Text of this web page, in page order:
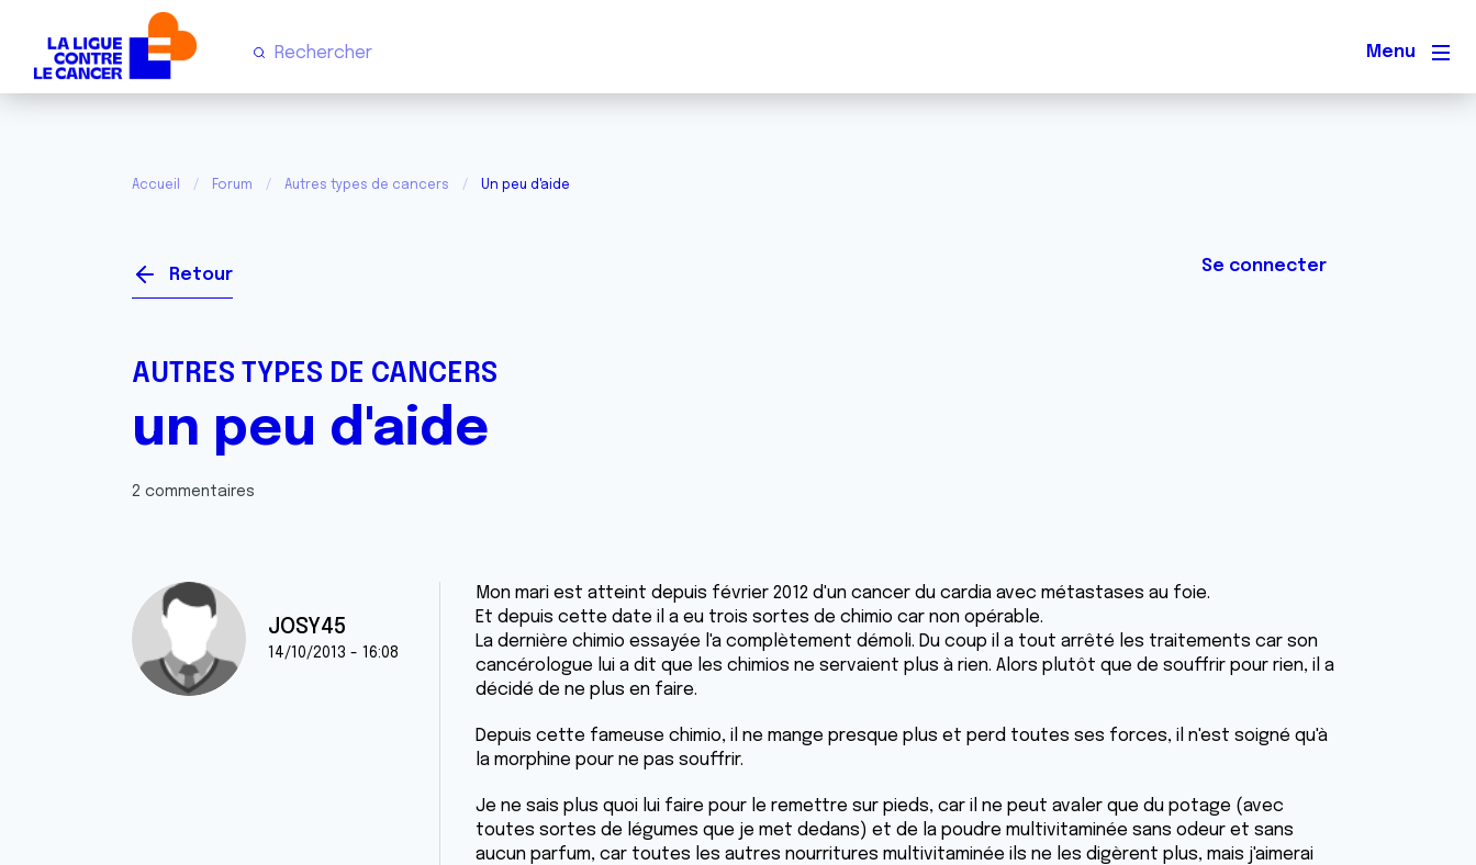
Menu
Accueil Forum Autres types de cancers Un peu d'aide
Retour Se connecter
AUTRES TYPES DE CANCERS
un peu d'aide
2 commentaires
JOSY45
14/10/2013 - 16:08
Mon mari est atteint depuis février 2012 d'un cancer du cardia avec métastases au foie.
Et depuis cette date il a eu trois sortes de chimio car non opérable.
La dernière chimio essayée l'a complètement démoli. Du coup il a tout arrêté les traitements car son
cancérologue lui a dit que les chimios ne servaient plus à rien. Alors plutôt que de souffrir pour rien, il a
décidé de ne plus en faire.
Depuis cette fameuse chimio, il ne mange presque plus et perd toutes ses forces, il n'est soigné qu'à
la morphine pour ne pas souffrir.
Je ne sais plus quoi lui faire pour le remettre sur pieds, car il ne peut avaler que du potage (avec
toutes sortes de légumes que je met dedans) et de la poudre multivitaminée sans odeur et sans
aucun parfum, car toutes les autres nourritures multivitaminée ils ne les digèrent plus, mais j'aimerai